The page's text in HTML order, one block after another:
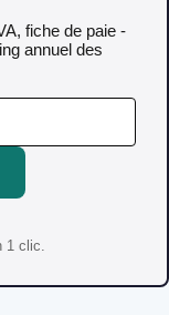
fiche de paie -
annuel des
1 clic.